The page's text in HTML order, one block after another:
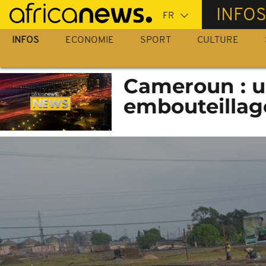
Passer
au
contenu
INFOS
INFOS ECONOMIE SPORT CULTURE
Cameroun :